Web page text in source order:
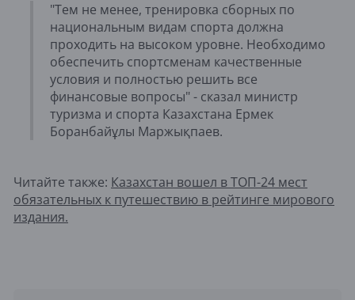
"Тем не менее, тренировка сборных по
национальным видам спорта должна
проходить на высоком уровне. Необходимо
обеспечить спортсменам качественные
условия и полностью решить все
финансовые вопросы" - сказал министр
туризма и спорта Казахстана Ермек
Боранбайұлы Маржықпаев.
Читайте также: Казахстан вошел в ТОП-24 мест
обязательных к путешествию в рейтинге мирового
издания.